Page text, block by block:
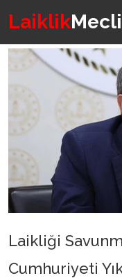
Laiklik
Laikliği
Cumhuriyeti